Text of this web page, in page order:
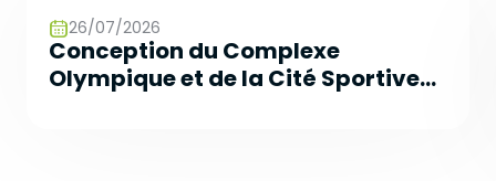
26/07/2026
Conception du Complexe
Olympique et de la Cité Sportive